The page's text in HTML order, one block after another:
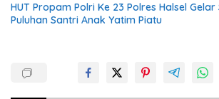
HUT Propam Polri Ke 23 Polres Halsel
Puluhan Santri Anak Yatim Piatu